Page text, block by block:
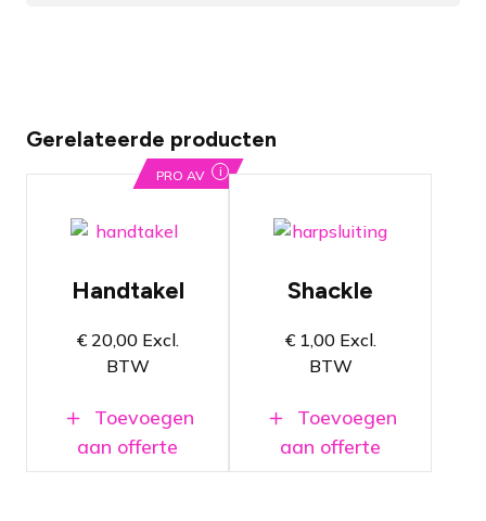
Gerelateerde producten
PRO AV i
Handtakel
10 meter
takelketting
Laag eigen
(28,5 KG)
Handtakel
€20,00Excl.
BTW
Toevoegen
aan offerte
beschikbaar.
Zie
Kies de
jouw
toepassing
en locatie
Gecertificeerde
Crosby
shackles
Shackle
€1,00Excl.
BTW
Toevoegen
aan offerte